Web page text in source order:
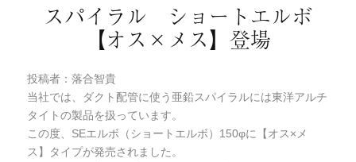
スパイラル ショートエルボ
【オス×メス】登場
投稿者：落合智貴
当社では、ダクト配管に使う亜鉛スパイラルには東洋アルチ
タイトの製品を扱っています。
この度、SEエルボ（ショートエルボ）150φに【オス×メ
ス】タイプが発売されました。